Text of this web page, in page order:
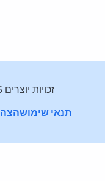
זכויות יוצרים 2026 © אתר aminuth.co.il
תנאי שימושהצהרת